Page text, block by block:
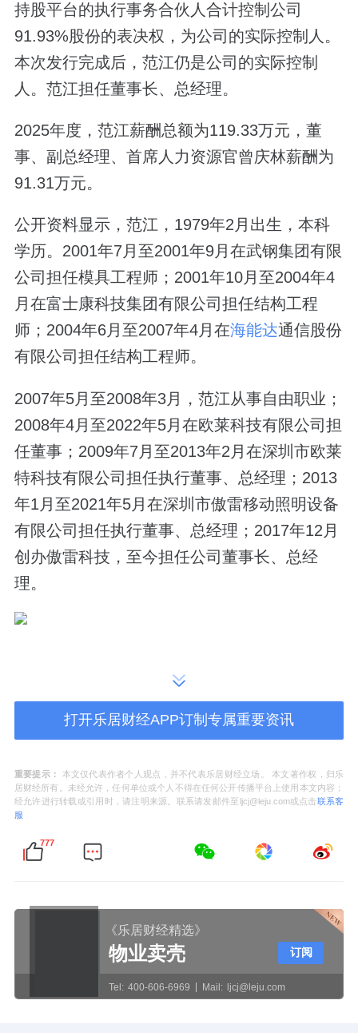
持股平台的执行事务合伙人合计控制公司
91.93%股份的表决权，为公司的实际控制人。
本次发行完成后，范江仍是公司的实际控制
人。范江担任董事长、总经理。
2025年度，范江薪酬总额为119.33万元，董
事、副总经理、首席人力资源官曾庆林薪酬为
91.31万元。
公开资料显示，范江，1979年2月出生，本科
学历。2001年7月至2001年9月在武钢集团有限
公司担任模具工程师；2001年10月至2004年4
月在富士康科技集团有限公司担任结构工程
师；2004年6月至2007年4月在海能达通信股份
有限公司担任结构工程师。
2007年5月至2008年3月，范江从事自由职业；
2008年4月至2022年5月在欧莱科技有限公司担
任董事；2009年7月至2013年2月在深圳市欧莱
特科技有限公司担任执行董事、总经理；2013
年1月至2021年5月在深圳市傲雷移动照明设备
有限公司担任执行董事、总经理；2017年12月
创办傲雷科技，至今担任公司董事长、总经
理。
打开乐居财经APP订制专属重要资讯
重要提示：
本文仅代表作者个人观点，并不代表乐居财经立场。 本文著作权，归乐
居财经所有。未经允许，任何单位或个人不得在任何公开传播平台上使用本文内容；
经允许进行转载或引用时，请注明来源。联系请发邮件至ljcj@leju.com或点击联系客
服
777
《乐居财经精选》
物业卖壳
Tel: 400-606-6969 Mail: ljcj@leju.com
订阅